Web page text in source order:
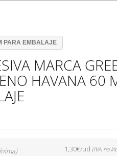
PARA EMBALAJE
MARCA
HAVANA 60
1,30€/ud (IVA no